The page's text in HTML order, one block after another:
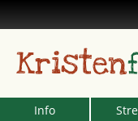
Kristen
Info